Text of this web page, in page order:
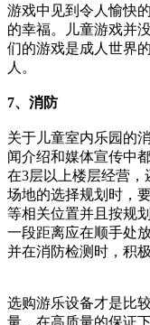
游戏中见到令人愉快
的幸福。儿童游戏并
们的游戏是成人世界
人。
7、消防
关于儿童室内乐园的
闻介绍和媒体宣传中
在3层以上楼层经营
场地的选择规划时，
等相关位置并且按规
一段距离应在顺手处
并在消防检测时，积
选购游乐设备才是比
量，在高质量的保证